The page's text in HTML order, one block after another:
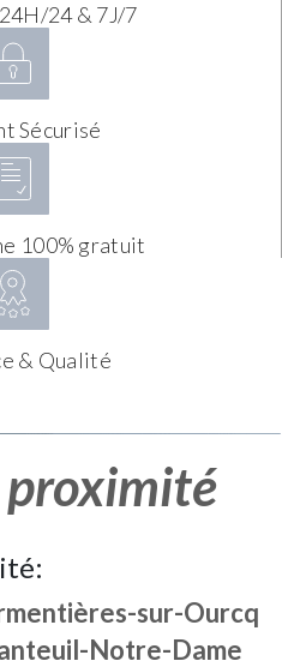
24 & 7J/7
Sécurisé
100% gratuit
& Qualité
proximité
sur-Ourcq
Notre-Dame